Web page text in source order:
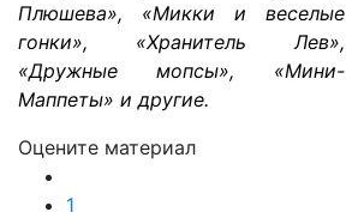
Плюшева», «Микки и веселые
гонки», «Хранитель Лев»,
«Дружные мопсы», «Мини-
Маппеты» и другие.
Оцените материал
1